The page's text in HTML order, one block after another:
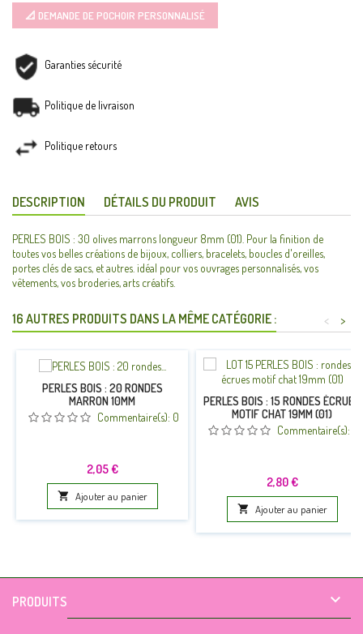
📐 DEMANDE DE POCHOIR PERSONNALISÉ
Garanties sécurité
Politique de livraison
Politique retours
DESCRIPTION DÉTAILS DU PRODUIT AVIS
PERLES BOIS : 30 olives marrons longueur 8mm (01). Pour la finition de
toutes vos belles créations de bijoux, colliers, bracelets, boucles d'oreilles,
portes clés de sacs, et autres. idéal pour vos ouvrages personnalisés, vos
vêtements, vos broderies, arts créatifs.
16 AUTRES PRODUITS DANS LA MÊME CATÉGORIE : >
<
PERLES BOIS : 20 RONDES
MARRON 10MM
Commentaire(s): 0
Prix
2,05 €
 Ajouter au panier
PERLES BOIS : 15 RONDES ÉCRUES
MOTIF CHAT 19MM (01)
Commentaire(s):
Prix
2,80 €
 Ajouter au panier
PRODUITS 